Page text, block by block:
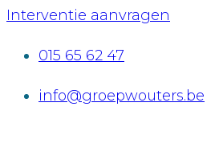
Interventie aanvragen
015 65 62 47
info@groepwouters.be